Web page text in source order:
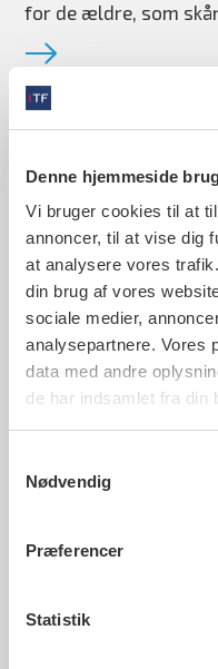
Denne hjemmeside
Vi bruger cookies til at
annoncer, til at vise dig
at analysere vores
din brug af vores
sociale medier,
analysepartnere. Vores
data med andre
de har indsamlet fra din
Nødvendig
Præferencer
Statistik
for de ældre, som
Nu skal far
færre til at gå til
forældregenerationen
mindre til tandlæge.
sundheden...
Tandlæger
adfærd
tandlæger er blevet